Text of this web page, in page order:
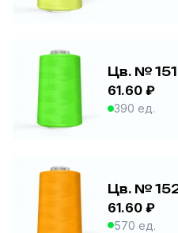
Цв. №
61.60 ₽
390 ед.
Цв. №
61.60 ₽
570 ед.